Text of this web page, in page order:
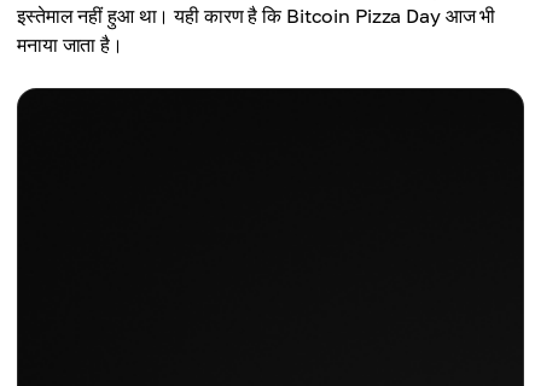
इस्तेमाल नहीं हुआ था। यही कारण है कि Bitcoin Pizza Day आज भी
मनाया जाता है।